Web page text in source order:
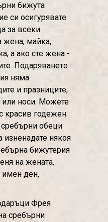
бижута
си осигурявате
за всеки
жена, майка,
а ако сте жена -
Подаряването
няма
и празниците,
или носи. Можете
красив годежен
сребърни обеци
някоя
бижутерия
на жената,
имен ден,
Фрея
сребърни